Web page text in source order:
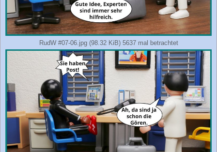
RudW #07-06.jpg (98.32 KiB) 5637 mal betrachtet